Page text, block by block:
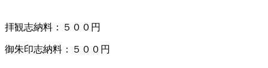
拝観志納料：５００円
御朱印志納料：５００円